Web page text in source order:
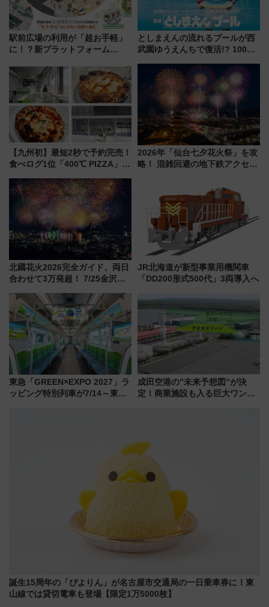
駅前広場の利用が「超お手軽」
に！？新プラットフォーム
マホで簡単申請 物販や演奏会な
どに【JR東日本】
としまえんの流れるプールが西
武園ゆうえんちで復活!? 100周
イダー」に注目 2026年夏は所
沢へ遊びに行こう
【九州初】最短2秒で予約完売！
食べログ1位「400℃ PIZZA」が
プン。もつ鍋風など限定メニュ
ーも
2026年「仙台七夕花火祭」を攻
略！ 混雑回避の地下鉄アクセス
火前に楽しむ仙台観光ルートま
で解説！
北國花火2026完全ガイド、両日
合わせて3万発超！ 7/25金沢大
会の日程・アクセス・観覧席ま
とめ（石川県）
JR北海道が新型事業用機関車
「DD200形式500代」3両導入へ
東急「GREEN×EXPO 2027」ラ
ッピング特別列車が7/14～東
成田空港の”未来予想図”が決
定！商業施設も入る巨大ワンタ
誕生15周年の「ぴよりん」が名古屋市交通局の一日乗車券に！東
山線では貸切電車も登場【限定1万5000枚】